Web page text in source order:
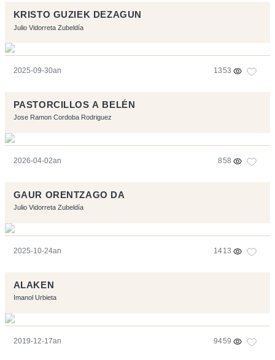
KRISTO GUZIEK DEZAGUN
Julio Vidorreta Zubeldía
2025-09-30an 1353
PASTORCILLOS A BELÉN
Jose Ramon Cordoba Rodriguez
2026-04-02an 858
GAUR ORENTZAGO DA
Julio Vidorreta Zubeldía
2025-10-24an 1413
ALAKEN
Imanol Urbieta
2019-12-17an 9459